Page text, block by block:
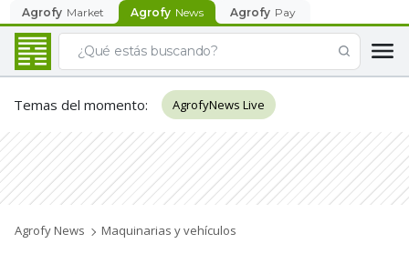
Agrofy Market Agrofy News Agrofy Pay
Temas del momento: AgrofyNews Live
Agrofy News Maquinarias y vehículos